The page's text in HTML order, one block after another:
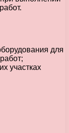
для
участках